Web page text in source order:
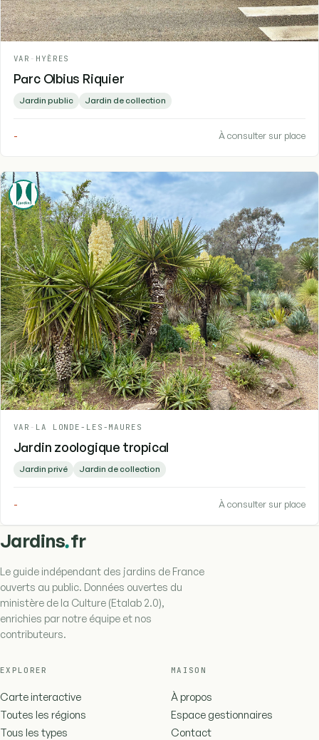
VAR - HYÈRES
Parc Olbius Riquier
Jardin public Jardin de collection
- À consulter sur place
VAR - LA LONDE-LES-MAURES
Jardin zoologique tropical
Jardin privé Jardin de collection
- À consulter sur place
Jardins.fr
Le guide indépendant des jardins de France
ouverts au public. Données ouvertes du
ministère de la Culture (Etalab 2.0),
enrichies par notre équipe et nos
contributeurs.
EXPLORER
Carte interactive
Toutes les régions
Tous les types
MAISON
À propos
Espace gestionnaires
Contact